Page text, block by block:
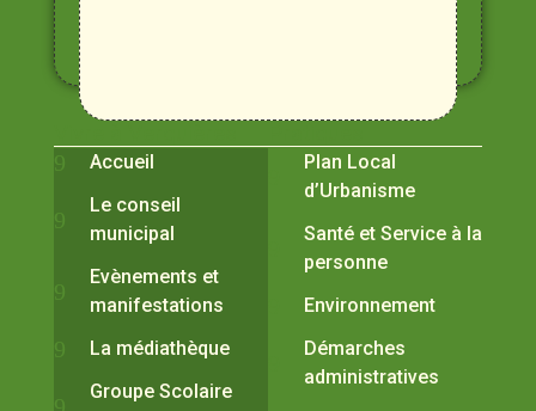
Alpilles
et
Durance
Accueil
Le conseil
municipal
Evènements et
manifestations
La médiathèque
Groupe Scolaire
Plan Local
d’Urbanisme
Santé et Service à la
personne
Environnement
Démarches
administratives